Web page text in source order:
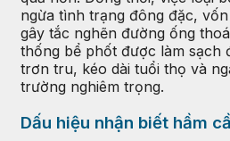
ngừa tình trạng đông đặc,
gây tắc nghẽn đường ống
thống bể phốt được làm sạch
trơn tru, kéo dài tuổi thọ và
trường nghiêm trọng.
Dấu hiệu nhận biết hầm